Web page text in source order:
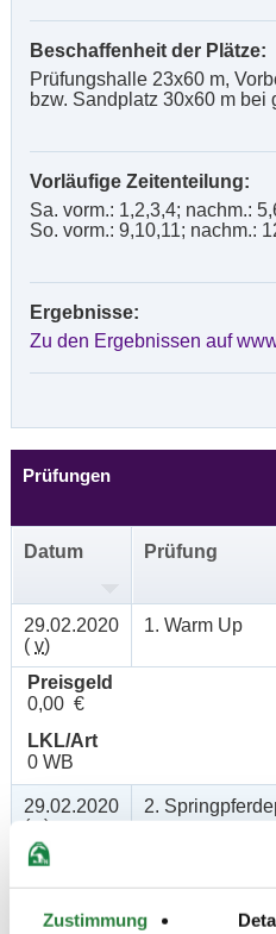
Zustimmung
Beschaffenheit der Plätze:
Prüfungshalle 23x60 m,
bzw. Sandplatz 30x60 m bei
Vorläufige Zeitenteilung:
Sa. vorm.: 1,2,3,4; nachm.:
So. vorm.: 9,10,11; nachm.:
Ergebnisse:
Zu den Ergebnissen auf
Prüfungen
Datum Prüfung
29.02.2020
( v)
1. Warm Up
Preisgeld
0,00 €
LKL/Art
0 WB
29.02.2020
(
)
2.
Preisgeld
150,00 €
LKL/Art